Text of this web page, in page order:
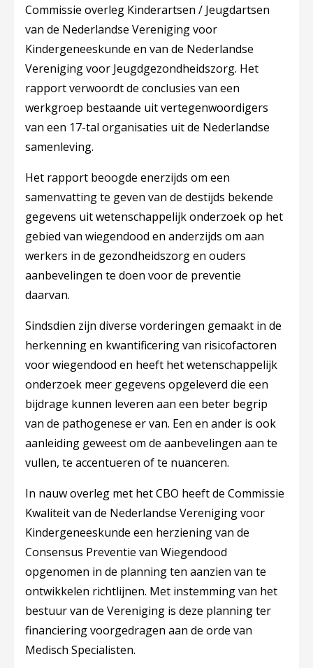
Commissie overleg Kinderartsen / Jeugdartsen
van de Nederlandse Vereniging voor
Kindergeneeskunde en van de Nederlandse
Vereniging voor Jeugdgezondheidszorg. Het
rapport verwoordt de conclusies van een
werkgroep bestaande uit vertegenwoordigers
van een 17-tal organisaties uit de Nederlandse
samenleving.
Het rapport beoogde enerzijds om een
samenvatting te geven van de destijds bekende
gegevens uit wetenschappelijk onderzoek op het
gebied van wiegendood en anderzijds om aan
werkers in de gezondheidszorg en ouders
aanbevelingen te doen voor de preventie
daarvan.
Sindsdien zijn diverse vorderingen gemaakt in de
herkenning en kwantificering van risicofactoren
voor wiegendood en heeft het wetenschappelijk
onderzoek meer gegevens opgeleverd die een
bijdrage kunnen leveren aan een beter begrip
van de pathogenese er van. Een en ander is ook
aanleiding geweest om de aanbevelingen aan te
vullen, te accentueren of te nuanceren.
In nauw overleg met het CBO heeft de Commissie
Kwaliteit van de Nederlandse Vereniging voor
Kindergeneeskunde een herziening van de
Consensus Preventie van Wiegendood
opgenomen in de planning ten aanzien van te
ontwikkelen richtlijnen. Met instemming van het
bestuur van de Vereniging is deze planning ter
financiering voorgedragen aan de orde van
Medisch Specialisten.